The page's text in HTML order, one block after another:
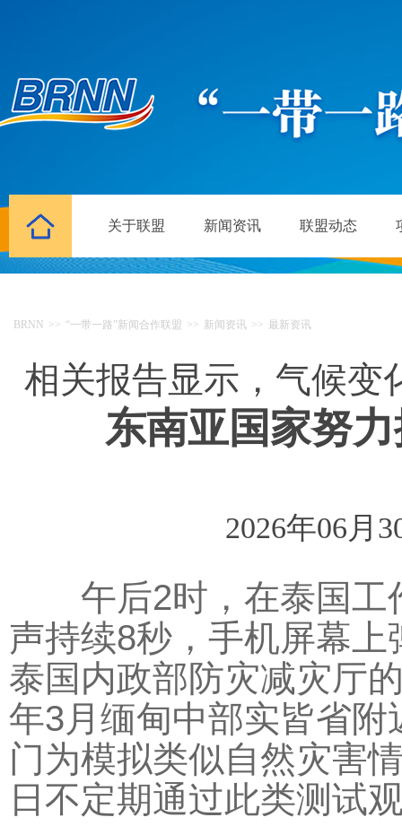
关于联盟 新闻资讯 联盟动态
BRNN >> “一带一路”新闻合作联盟 >> 新闻资讯 >> 最新资讯
相关报告显示，气候变
东南亚国家努
2026年06月
午后2时，在泰国工
声持续8秒，手机屏幕
泰国内政部防灾减灾厅
年3月缅甸中部实皆省
门为模拟类似自然灾害
日不定期通过此类测试